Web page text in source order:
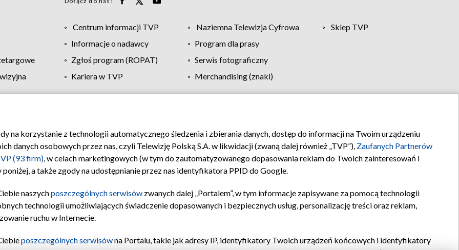
Centrum informacji TVP Naziemna Telewizja Cyfrowa
Sklep TVP
Informacje o nadawcy
Program dla prasy
Zgłoś program (ROPAT)
Serwis fotograficzny
Kariera w TVP Merchandising (znaki)
Polityka prywatności Moje zgody Pomoc Biuro reklamy Kontakt
na korzystanie z technologii automatycznego śledzenia i zbierania danych, dostęp do informacji na Twoim urządzeniu
danych osobowych przez nas, czyli Telewizję Polską S.A. w likwidacji (zwaną dalej również „TVP”), Zaufanych Partnerów
(93 firm), w celach marketingowych (w tym do zautomatyzowanego dopasowania reklam do Twoich zainteresowań i
a także zgody na udostępnianie przez nas identyfikatora PPID do Google.
naszychposzczególnych serwisów zwanych dalej „Portalem”, w tym informacje zapisywane za pomocą technologii
technologii umożliwiających świadczenie dopasowanych i bezpiecznych usług, personalizację treści oraz reklam,
ruchu w Internecie.
poszczególnych serwisówna Portalu, takie jak adresy IP, identyfikatory Twoich urządzeń końcowych i identyfikatory